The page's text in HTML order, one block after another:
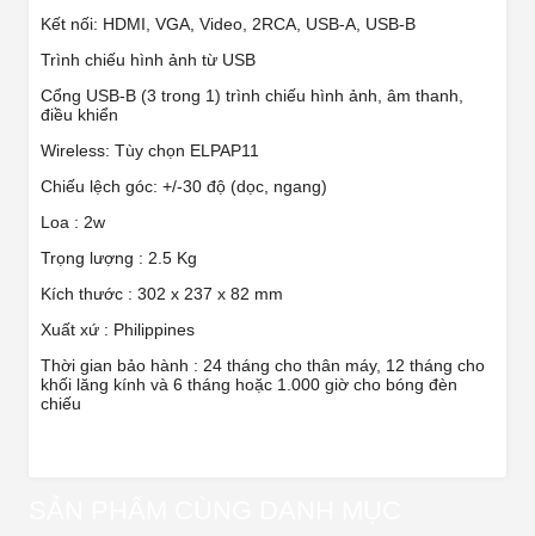
Kết nối: HDMI, VGA, Video, 2RCA, USB-A, USB-B
Trình chiếu hình ảnh từ USB
Cổng USB-B (3 trong 1) trình chiếu hình ảnh, âm thanh,
điều khiển
Wireless: Tùy chọn ELPAP11
Chiếu lệch góc: +/-30 độ (dọc, ngang)
Loa : 2w
Trọng lượng : 2.5 Kg
Kích thước : 302‎ x 237 x 82 mm
Xuất xứ : Philippines
Thời gian bảo hành : 24 tháng cho thân máy, 12 tháng cho
khối lăng kính và 6 tháng hoặc 1.000 giờ cho bóng đèn
chiếu